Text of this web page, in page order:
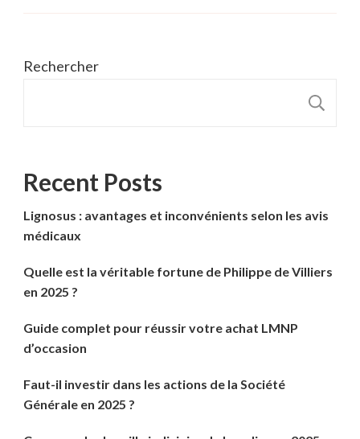
Rechercher
Recent Posts
Lignosus : avantages et inconvénients selon les avis
médicaux
Quelle est la véritable fortune de Philippe de Villiers
en 2025 ?
Guide complet pour réussir votre achat LMNP
d’occasion
Faut-il investir dans les actions de la Société
Générale en 2025 ?